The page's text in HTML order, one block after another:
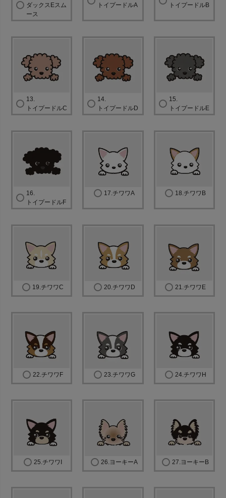
ダックスEスム
ース
トイプードルA トイプードルB
13.
トイプードルC
14.
トイプードルD
15.
トイプードルE
16.
トイプードルF
17.チワワA 18.チワワB
19.チワワC 20.チワワD 21.チワワE
22.チワワF 23.チワワG 24.チワワH
25.チワワI 26.ヨーキーA 27.ヨーキーB